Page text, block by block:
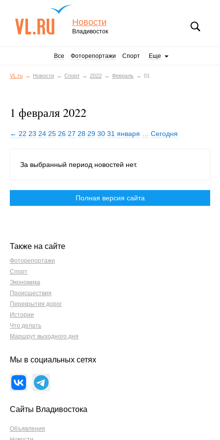
Новости
Владивосток
Все Фоторепортажи Спорт Еще
VL.ru Новости Спорт 2022 Февраль 01
1 февраля 2022
← 22 23 24 25 26 27 28 29 30 31 января Сегодня
За выбранный период новостей нет.
Полная версия сайта
Также на сайте
Фоторепортажи
Спорт
Экономика
Происшествия
Перекрытия дорог
Истории
Что делать
Маршрут выходного дня
Мы в социальных сетях
Сайты Владивостока
Объявления